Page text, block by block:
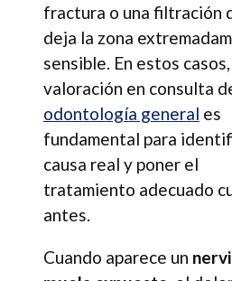
fractura o una filtración
deja la zona
sensible. En estos
valoración en consulta
odontología general es
fundamental para
causa real y poner el
tratamiento adecuado
antes.
Cuando aparece un